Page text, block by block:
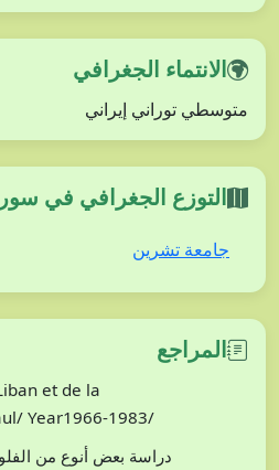
الانتماء الجغرافي
متوسطي توراني إيراني
التوزع الجغرافي في
جامعة تشرين
المراجع
et de la
Year1966-1983/
دراسة بعض أنوع من